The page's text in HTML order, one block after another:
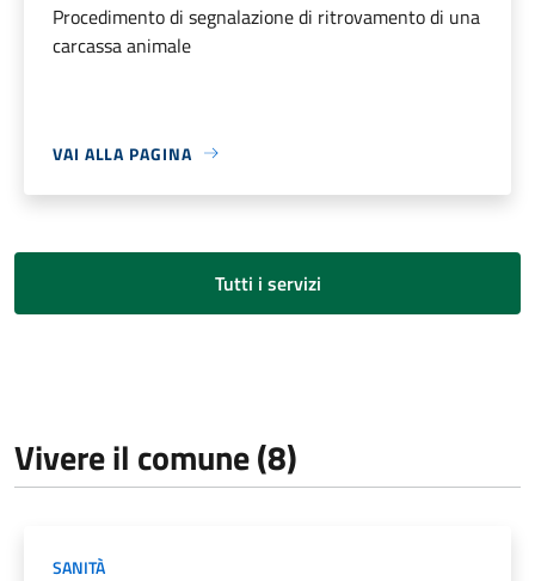
Procedimento di segnalazione di ritrovamento di una
carcassa animale
VAI ALLA PAGINA
Tutti i servizi
Vivere il comune (8)
SANITÀ